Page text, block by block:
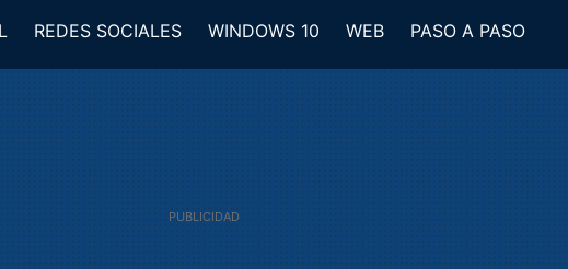
REDES SOCIALES WINDOWS 10 WEB
PASO A PASO